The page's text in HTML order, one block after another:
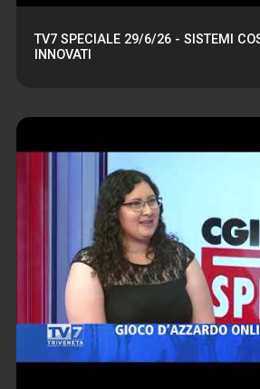
TV7 SPECIALE 29/6/26 - SISTEMI
INNOVATI